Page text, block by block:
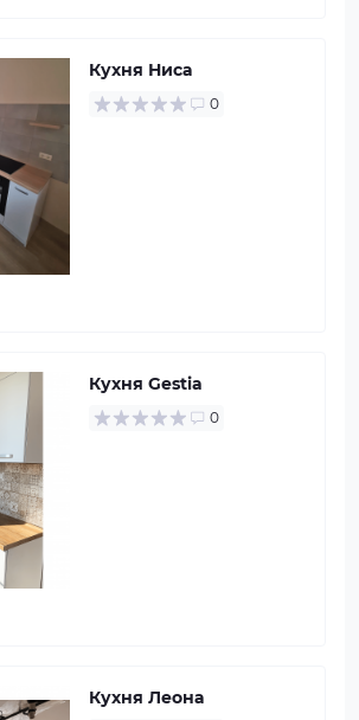
Кухня Ниса
0
Кухня Gestia
0
Кухня Леона